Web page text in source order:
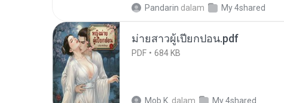
Pandarin dalam My 4shared
ม่ายสาวผู้เปียกปอน.pdf
PDF 684 KB
Mob K. dalam My 4shared